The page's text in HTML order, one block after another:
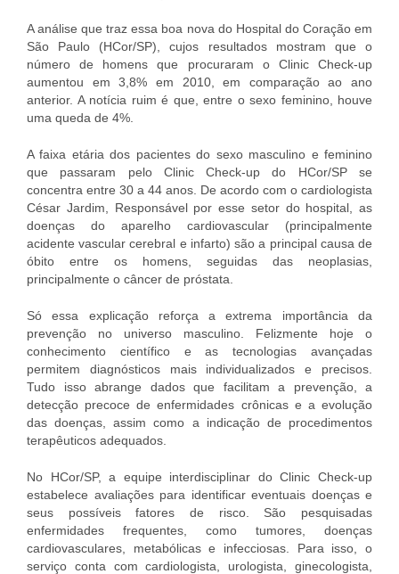
A análise que traz essa boa nova do Hospital do Coração em
São Paulo (HCor/SP), cujos resultados mostram que o
número de homens que procuraram o Clinic Check-up
aumentou em 3,8% em 2010, em comparação ao ano
anterior. A notícia ruim é que, entre o sexo feminino, houve
uma queda de 4%.
A faixa etária dos pacientes do sexo masculino e feminino
que passaram pelo Clinic Check-up do HCor/SP se
concentra entre 30 a 44 anos. De acordo com o cardiologista
César Jardim, Responsável por esse setor do hospital, as
doenças do aparelho cardiovascular (principalmente
acidente vascular cerebral e infarto) são a principal causa de
óbito entre os homens, seguidas das neoplasias,
principalmente o câncer de próstata.
Só essa explicação reforça a extrema importância da
prevenção no universo masculino. Felizmente hoje o
conhecimento científico e as tecnologias avançadas
permitem diagnósticos mais individualizados e precisos.
Tudo isso abrange dados que facilitam a prevenção, a
detecção precoce de enfermidades crônicas e a evolução
das doenças, assim como a indicação de procedimentos
terapêuticos adequados.
No HCor/SP, a equipe interdisciplinar do Clinic Check-up
estabelece avaliações para identificar eventuais doenças e
seus possíveis fatores de risco. São pesquisadas
enfermidades frequentes, como tumores, doenças
cardiovasculares, metabólicas e infecciosas. Para isso, o
serviço conta com cardiologista, urologista, ginecologista,